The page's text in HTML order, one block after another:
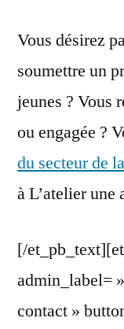
Vous désirez
soumettre un
jeunes ? Vous
ou engagée ?
du secteur de
à L’atelier une
[/
admin_label=
contact »